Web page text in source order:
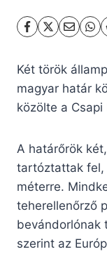
Két török
magyar határ
közölte a
A határőrök
tartóztattak fel,
méterre.
teherellenőrző
bevándorlónak
szerint az